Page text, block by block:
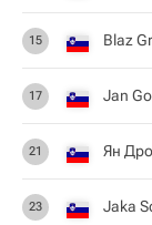
15 Blaz
17 Jan
21 Ян
23 Jaka